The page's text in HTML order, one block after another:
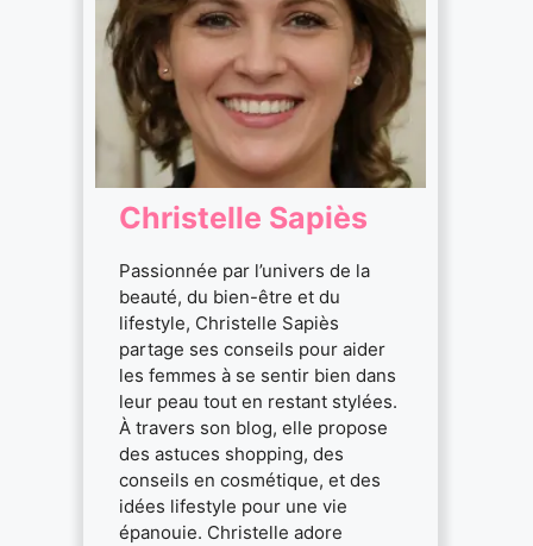
Christelle Sapiès
Passionnée par l’univers de la
beauté, du bien-être et du
lifestyle, Christelle Sapiès
partage ses conseils pour aider
les femmes à se sentir bien dans
leur peau tout en restant stylées.
À travers son blog, elle propose
des astuces shopping, des
conseils en cosmétique, et des
idées lifestyle pour une vie
épanouie. Christelle adore